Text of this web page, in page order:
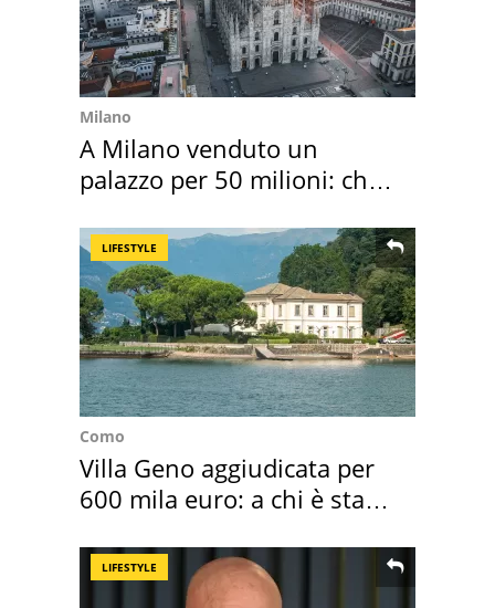
Milano
A Milano venduto un
palazzo per 50 milioni: chi
LIFESTYLE
Como
Villa Geno aggiudicata per
600 mila euro: a chi è stata
LIFESTYLE